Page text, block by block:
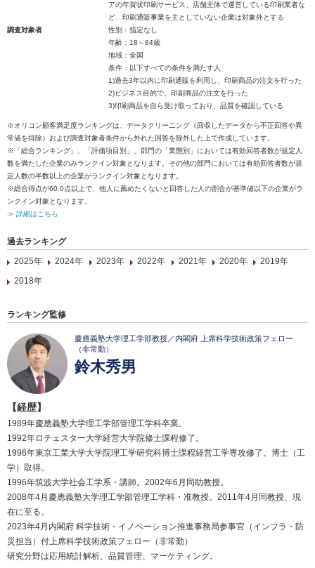
アの年賀状印刷サービス、店舗主体で運営している印刷業者な
ど、印刷通販事業を主としていない企業は対象外とする
調査対象者
性別：指定なし
年齢：18～84歳
地域：全国
条件：以下すべての条件を満たす人
1)過去3年以内に印刷通販を利用し、印刷商品の注文を行った
2)ビジネス目的で、印刷商品の注文を行った
3)印刷商品を自ら受け取っており、品質を確認している
※オリコン顧客満足度ランキングは、データクリーニング（回収したデータから不正回答や異
常値を排除）および調査対象者条件から外れた回答を除外した上で作成しています。
※「総合ランキング」、「評価項目別」、部門の「業態別」においては有効回答者数が規定人
数を満たした企業のみランクイン対象となります。その他の部門においては有効回答者数が規
定人数の半数以上の企業がランクイン対象となります。
※総合得点が60.0点以上で、他人に薦めたくないと回答した人の割合が基準値以下の企業がラ
ンクイン対象となります。
≫ 詳細はこちら
過去ランキング
2025年
2024年 2023年 2022年 2021年 2020年
2019年
2018年
ランキング監修
慶應義塾大学理工学部教授／内閣府 上席科学技術政策フェロー
（非常勤）
鈴木秀男
【経歴】
1989年慶應義塾大学理工学部管理工学科卒業。
1992年ロチェスター大学経営大学院修士課程修了。
1996年東京工業大学大学院理工学研究科博士課程経営工学専攻修了。博士（工
学）取得。
1996年筑波大学社会工学系・講師。2002年6月同助教授。
2008年4月慶應義塾大学理工学部管理工学科・准教授。2011年4月同教授、現
在に至る。
2023年4月内閣府 科学技術・イノベーション推進事務局参事官（インフラ・防
災担当）付上席科学技術政策フェロー（非常勤）
研究分野は応用統計解析、品質管理、マーケティング。